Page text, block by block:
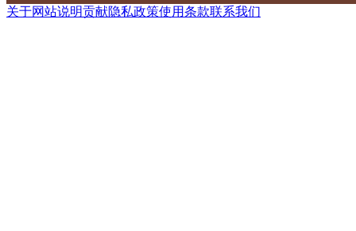
关于网站说明贡献隐私政策使用条款联系我们